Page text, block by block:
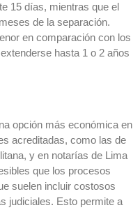
15 días, mientras que el
de la separación.
en comparación con los
hasta 1 o 2 años
opción más económica en
acreditadas, como las de
y en notarías de Lima
que los procesos
suelen incluir costosos
judiciales. Esto permite a